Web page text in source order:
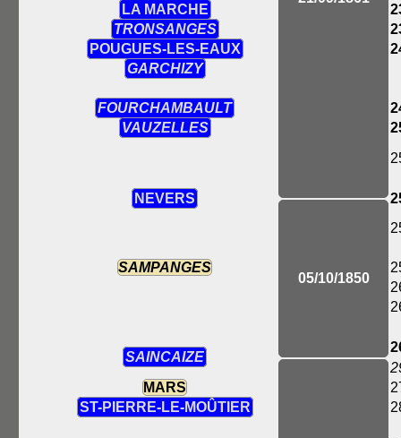
LA MARCHE
TRONSANGES
POUGUES-LES-EAUX
GARCHIZY
FOURCHAMBAULT
VAUZELLES
NEVERS
05/10/1850
SAMPANGES
SAINCAIZE
MARS
ST-PIERRE-LE-MOÛTIER